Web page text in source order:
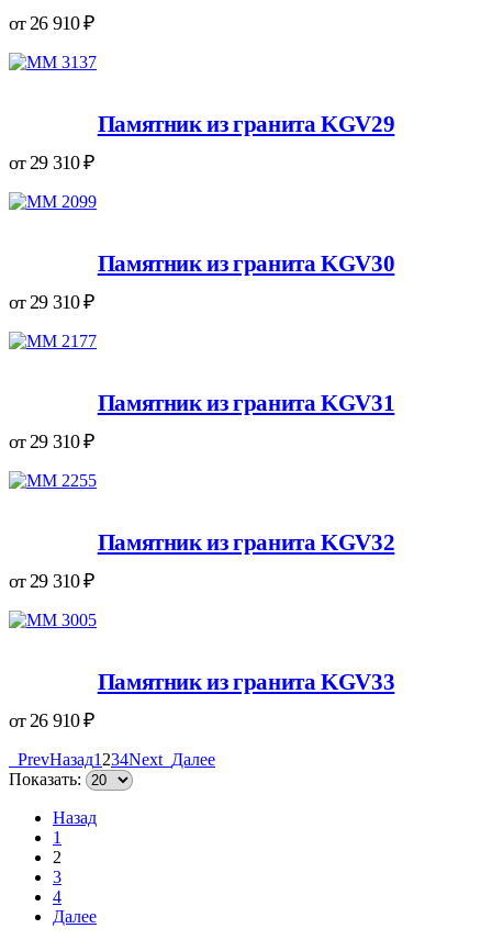
от26 910₽
Памятник из гранита KGV29
от29 310₽
Памятник из гранита KGV30
от29 310₽
Памятник из гранита KGV31
от29 310₽
Памятник из гранита KGV32
от29 310₽
Памятник из гранита KGV33
от26 910₽
PrevНазад1234Next Далее
Показать:
Назад
1
2
3
4
Далее